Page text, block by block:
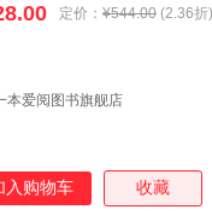
定价： ¥544.00 (2.36折)
本爱阅图书旗舰店
入购物车 收藏